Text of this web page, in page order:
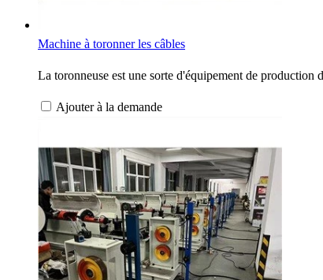
Machine à toronner les câbles
La toronneuse est une sorte d'équipement de
Ajouter à la demande